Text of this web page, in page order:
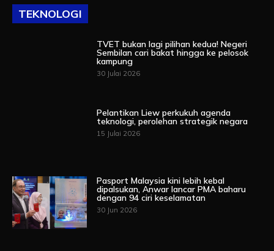
TEKNOLOGI
TVET bukan lagi pilihan kedua! Negeri
Sembilan cari bakat hingga ke pelosok
kampung
30 Julai 2026
Pelantikan Liew perkukuh agenda
teknologi, perolehan strategik negara
15 Julai 2026
Pasport Malaysia kini lebih kebal
dipalsukan, Anwar lancar PMA baharu
dengan 94 ciri keselamatan
30 Jun 2026